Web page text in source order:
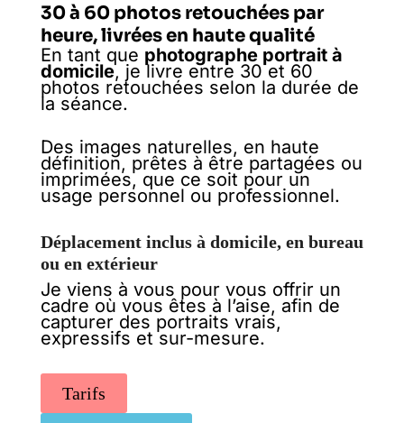
30 à 60 photos retouchées par
heure, livrées en haute qualité
En tant que photographe portrait à
domicile, je livre entre 30 et 60
photos retouchées selon la durée de
la séance.
Des images naturelles, en haute
définition, prêtes à être partagées ou
imprimées, que ce soit pour un
usage personnel ou professionnel.
Déplacement inclus à domicile, en bureau
ou en extérieur
Je viens à vous pour vous offrir un
cadre où vous êtes à l’aise, afin de
capturer des portraits vrais,
expressifs et sur-mesure.
Tarifs